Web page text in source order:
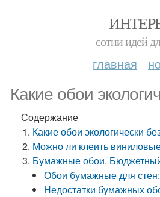
сотни идей
главная
Какие обои
Содержание
Какие обои экологически
Можно ли клеить
Бумажные обои.
Обои бумажные для
Недостатки бумажных